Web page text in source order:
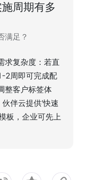
周期有多
满足？
求复杂度：若直
2周即可完成配
整客户标签体
伴云提供‘快速
板，企业可先上